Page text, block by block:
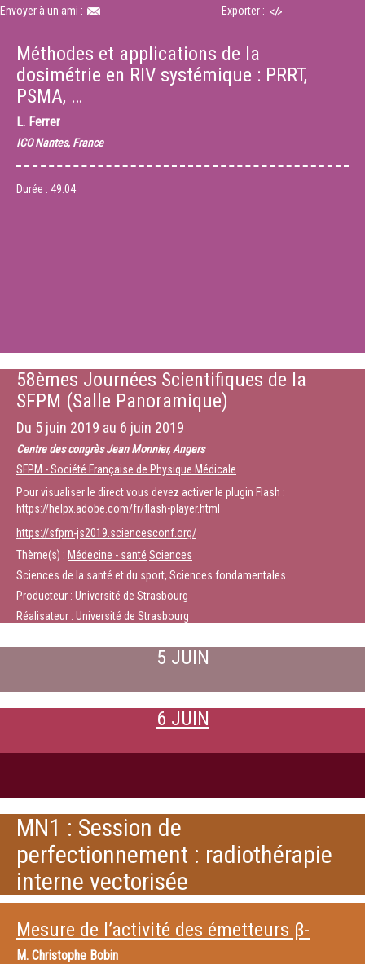
Envoyer à un ami : Exporter :
Méthodes et applications de la
dosimétrie en RIV systémique : PRRT,
PSMA, …
L. Ferrer
ICO Nantes, France
Durée : 49:04
58èmes Journées Scientifiques de la
SFPM (Salle Panoramique)
Du 5 juin 2019 au 6 juin 2019
Centre des congrès Jean Monnier, Angers
SFPM - Société Française de Physique Médicale
Pour visualiser le direct vous devez activer le plugin Flash :
https://helpx.adobe.com/fr/flash-player.html
https://sfpm-js2019.sciencesconf.org/
Thème(s) : Médecine - santé Sciences
Sciences de la santé et du sport, Sciences fondamentales
Producteur : Université de Strasbourg
Réalisateur : Université de Strasbourg
5 JUIN
6 JUIN
MN1 : Session de
perfectionnement : radiothérapie
interne vectorisée
Mesure de l’activité des émetteurs β-
M. Christophe Bobin